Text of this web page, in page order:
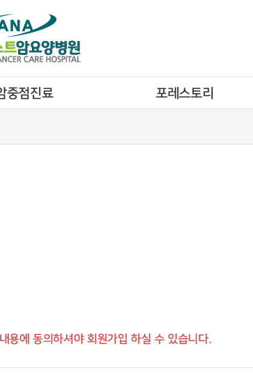
중점진료 포레스토리
용에 동의하셔야 회원가입 하실 수 있습니다.